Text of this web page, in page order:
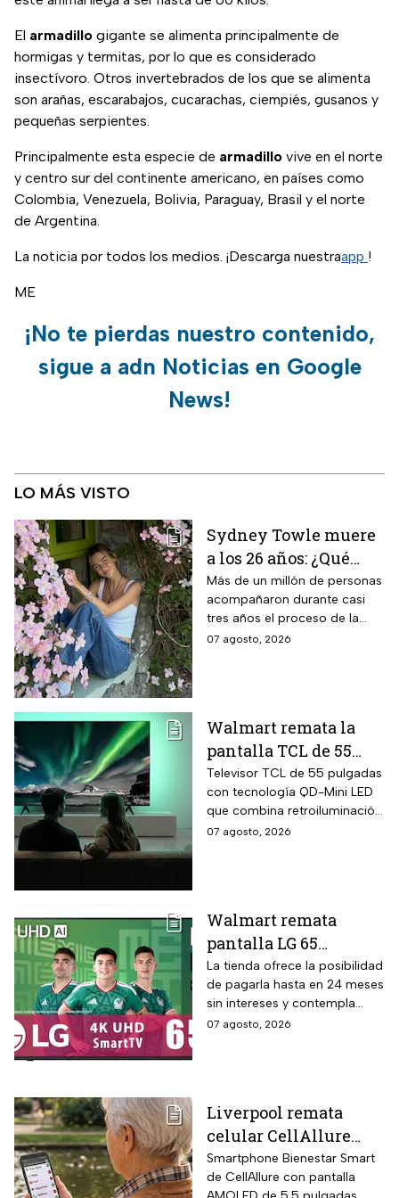
El armadillo gigante se alimenta principalmente de
hormigas y termitas, por lo que es considerado
insectívoro. Otros invertebrados de los que se alimenta
son arañas, escarabajos, cucarachas, ciempiés, gusanos y
pequeñas serpientes.
Principalmente esta especie de armadillo vive en el norte
y centro sur del continente americano, en países como
Colombia, Venezuela, Bolivia, Paraguay, Brasil y el norte
de Argentina.
La noticia por todos los medios. ¡Descarga nuestraapp !
ME
¡No te pierdas nuestro contenido,
sigue a adn Noticias en Google
News!
LO MÁS VISTO
Sydney Towle muere
a los 26 años: ¿Qué
cáncer padecía la
estrella de TikTok?
Más de un millón de personas
acompañaron durante casi
tres años el proceso de la
creadora: tratamientos,
07 agosto, 2026
Walmart remata la
pantalla TCL de 55
pulgadas 4K QD-Mini
Led con $6,600 de
descuento en línea y
hasta 24 meses sin
Televisor TCL de 55 pulgadas
con tecnología QD-Mini LED
que combina retroiluminación
Mini LED de casi precisión
plataforma Google TV.
07 agosto, 2026
Walmart remata
pantalla LG 65
pulgadas UHD 4K con
funciones de
inteligencia artificial
ThinQ
La tienda ofrece la posibilidad
de pagarla hasta en 24 meses
sin intereses y contempla
devoluciones hasta 30 días
07 agosto, 2026
Liverpool remata
celular CellAllure
Smart AMOLED 5.5
pulgadas con botón
Smartphone Bienestar Smart
de CellAllure con pantalla